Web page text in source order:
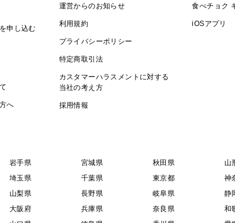
申し込む
へ
運営からのお知らせ
利用規約
プライバシーポリシー
特定商取引法
カスタマーハラスメントに対する
当社の考え方
採用情報
食べチョク
iOSアプリ
岩手県 宮城県 秋田県 山
埼玉県 千葉県 東京都 神
山梨県 長野県 岐阜県 静
大阪府 兵庫県 奈良県 和